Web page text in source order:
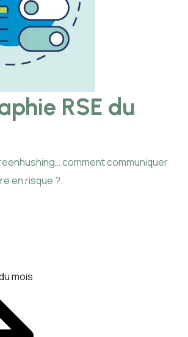
RSE du
comment communiquer
en risque ?
mois